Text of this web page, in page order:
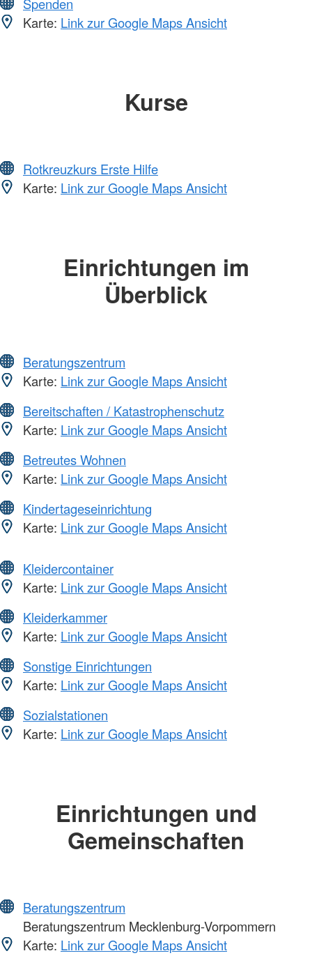
Karte: Link zur Google Maps Ansicht
Kurse
Rotkreuzkurs Erste Hilfe
Karte: Link zur Google Maps Ansicht
Einrichtungen im
Überblick
Beratungszentrum
Karte: Link zur Google Maps Ansicht
Bereitschaften / Katastrophenschutz
Karte: Link zur Google Maps Ansicht
Betreutes Wohnen
Karte: Link zur Google Maps Ansicht
Kindertageseinrichtung
Karte: Link zur Google Maps Ansicht
Kleidercontainer
Karte: Link zur Google Maps Ansicht
Kleiderkammer
Karte: Link zur Google Maps Ansicht
Sonstige Einrichtungen
Karte: Link zur Google Maps Ansicht
Sozialstationen
Karte: Link zur Google Maps Ansicht
Einrichtungen und
Gemeinschaften
Beratungszentrum
Beratungszentrum Mecklenburg-Vorpommern
Karte: Link zur Google Maps Ansicht